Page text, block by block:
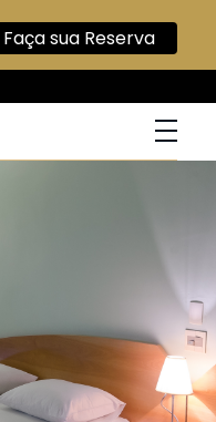
Faça sua Reserva